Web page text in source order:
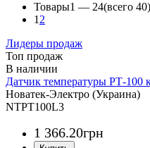
Товары1 — 24(всего 40)
1 2
Лидеры продаж
Топ продаж
Датчик температуры РТ-100
Новатек-Электро (Украина)
NTPT100L3
1 366.20грн